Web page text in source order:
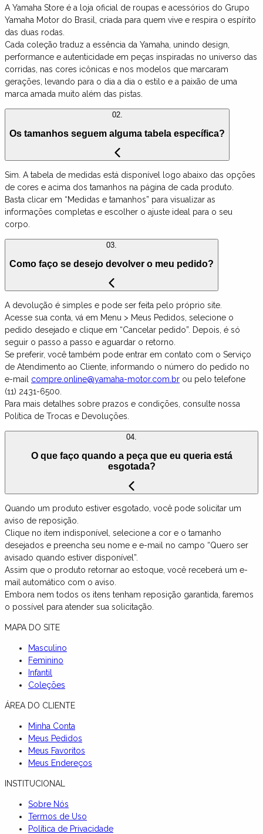
A Yamaha Store é a loja oficial de roupas e acessórios do Grupo
Yamaha Motor do Brasil, criada para quem vive e respira o espírito
das duas rodas.
Cada coleção traduz a essência da Yamaha, unindo design,
performance e autenticidade em peças inspiradas no universo das
corridas, nas cores icônicas e nos modelos que marcaram
gerações, levando para o dia a dia o estilo e a paixão de uma
marca amada muito além das pistas.
02.
Os tamanhos seguem alguma tabela específica?
Sim. A tabela de medidas está disponível logo abaixo das opções
de cores e acima dos tamanhos na página de cada produto.
Basta clicar em “Medidas e tamanhos” para visualizar as
informações completas e escolher o ajuste ideal para o seu
corpo.
03.
Como faço se desejo devolver o meu pedido?
A devolução é simples e pode ser feita pelo próprio site.
Acesse sua conta, vá em Menu > Meus Pedidos, selecione o
pedido desejado e clique em “Cancelar pedido”. Depois, é só
seguir o passo a passo e aguardar o retorno.
Se preferir, você também pode entrar em contato com o Serviço
de Atendimento ao Cliente, informando o número do pedido no
e-mail compre.online@yamaha-motor.com.br ou pelo telefone
(11) 2431-6500.
Para mais detalhes sobre prazos e condições, consulte nossa
Política de Trocas e Devoluções.
04.
O que faço quando a peça que eu queria está
esgotada?
Quando um produto estiver esgotado, você pode solicitar um
aviso de reposição.
Clique no item indisponível, selecione a cor e o tamanho
desejados e preencha seu nome e e-mail no campo “Quero ser
avisado quando estiver disponível”.
Assim que o produto retornar ao estoque, você receberá um e-
mail automático com o aviso.
Embora nem todos os itens tenham reposição garantida, faremos
o possível para atender sua solicitação.
MAPA DO SITE
Masculino
Feminino
Infantil
Coleções
ÁREA DO CLIENTE
Minha Conta
Meus Pedidos
Meus Favoritos
Meus Endereços
INSTITUCIONAL
Sobre Nós
Termos de Uso
Política de Privacidade